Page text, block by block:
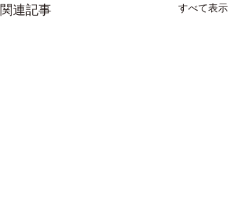
関連記事 すべて表示